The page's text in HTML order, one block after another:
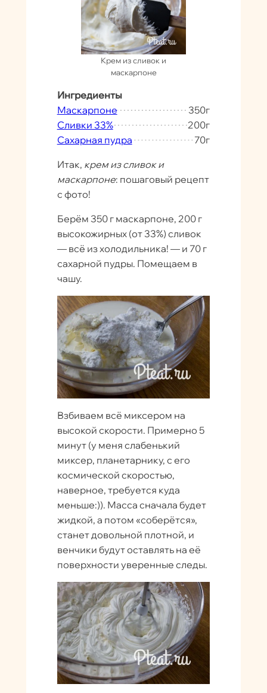
Крем из сливок и
маскарпоне
Ингредиенты
Маскарпоне
350г
Сливки 33%
200г
Сахарная пудра
70г
Итак, крем из сливок и
маскарпоне: пошаговый рецепт
с фото!
Берём 350 г маскарпоне, 200 г
высокожирных (от 33%) сливок
— всё из холодильника! — и 70 г
сахарной пудры. Помещаем в
чашу.
Взбиваем всё миксером на
высокой скорости. Примерно 5
минут (у меня слабенький
миксер, планетарнику, с его
космической скоростью,
наверное, требуется куда
меньше:)). Масса сначала будет
жидкой, а потом «соберётся»,
станет довольной плотной, и
венчики будут оставлять на её
поверхности уверенные следы.